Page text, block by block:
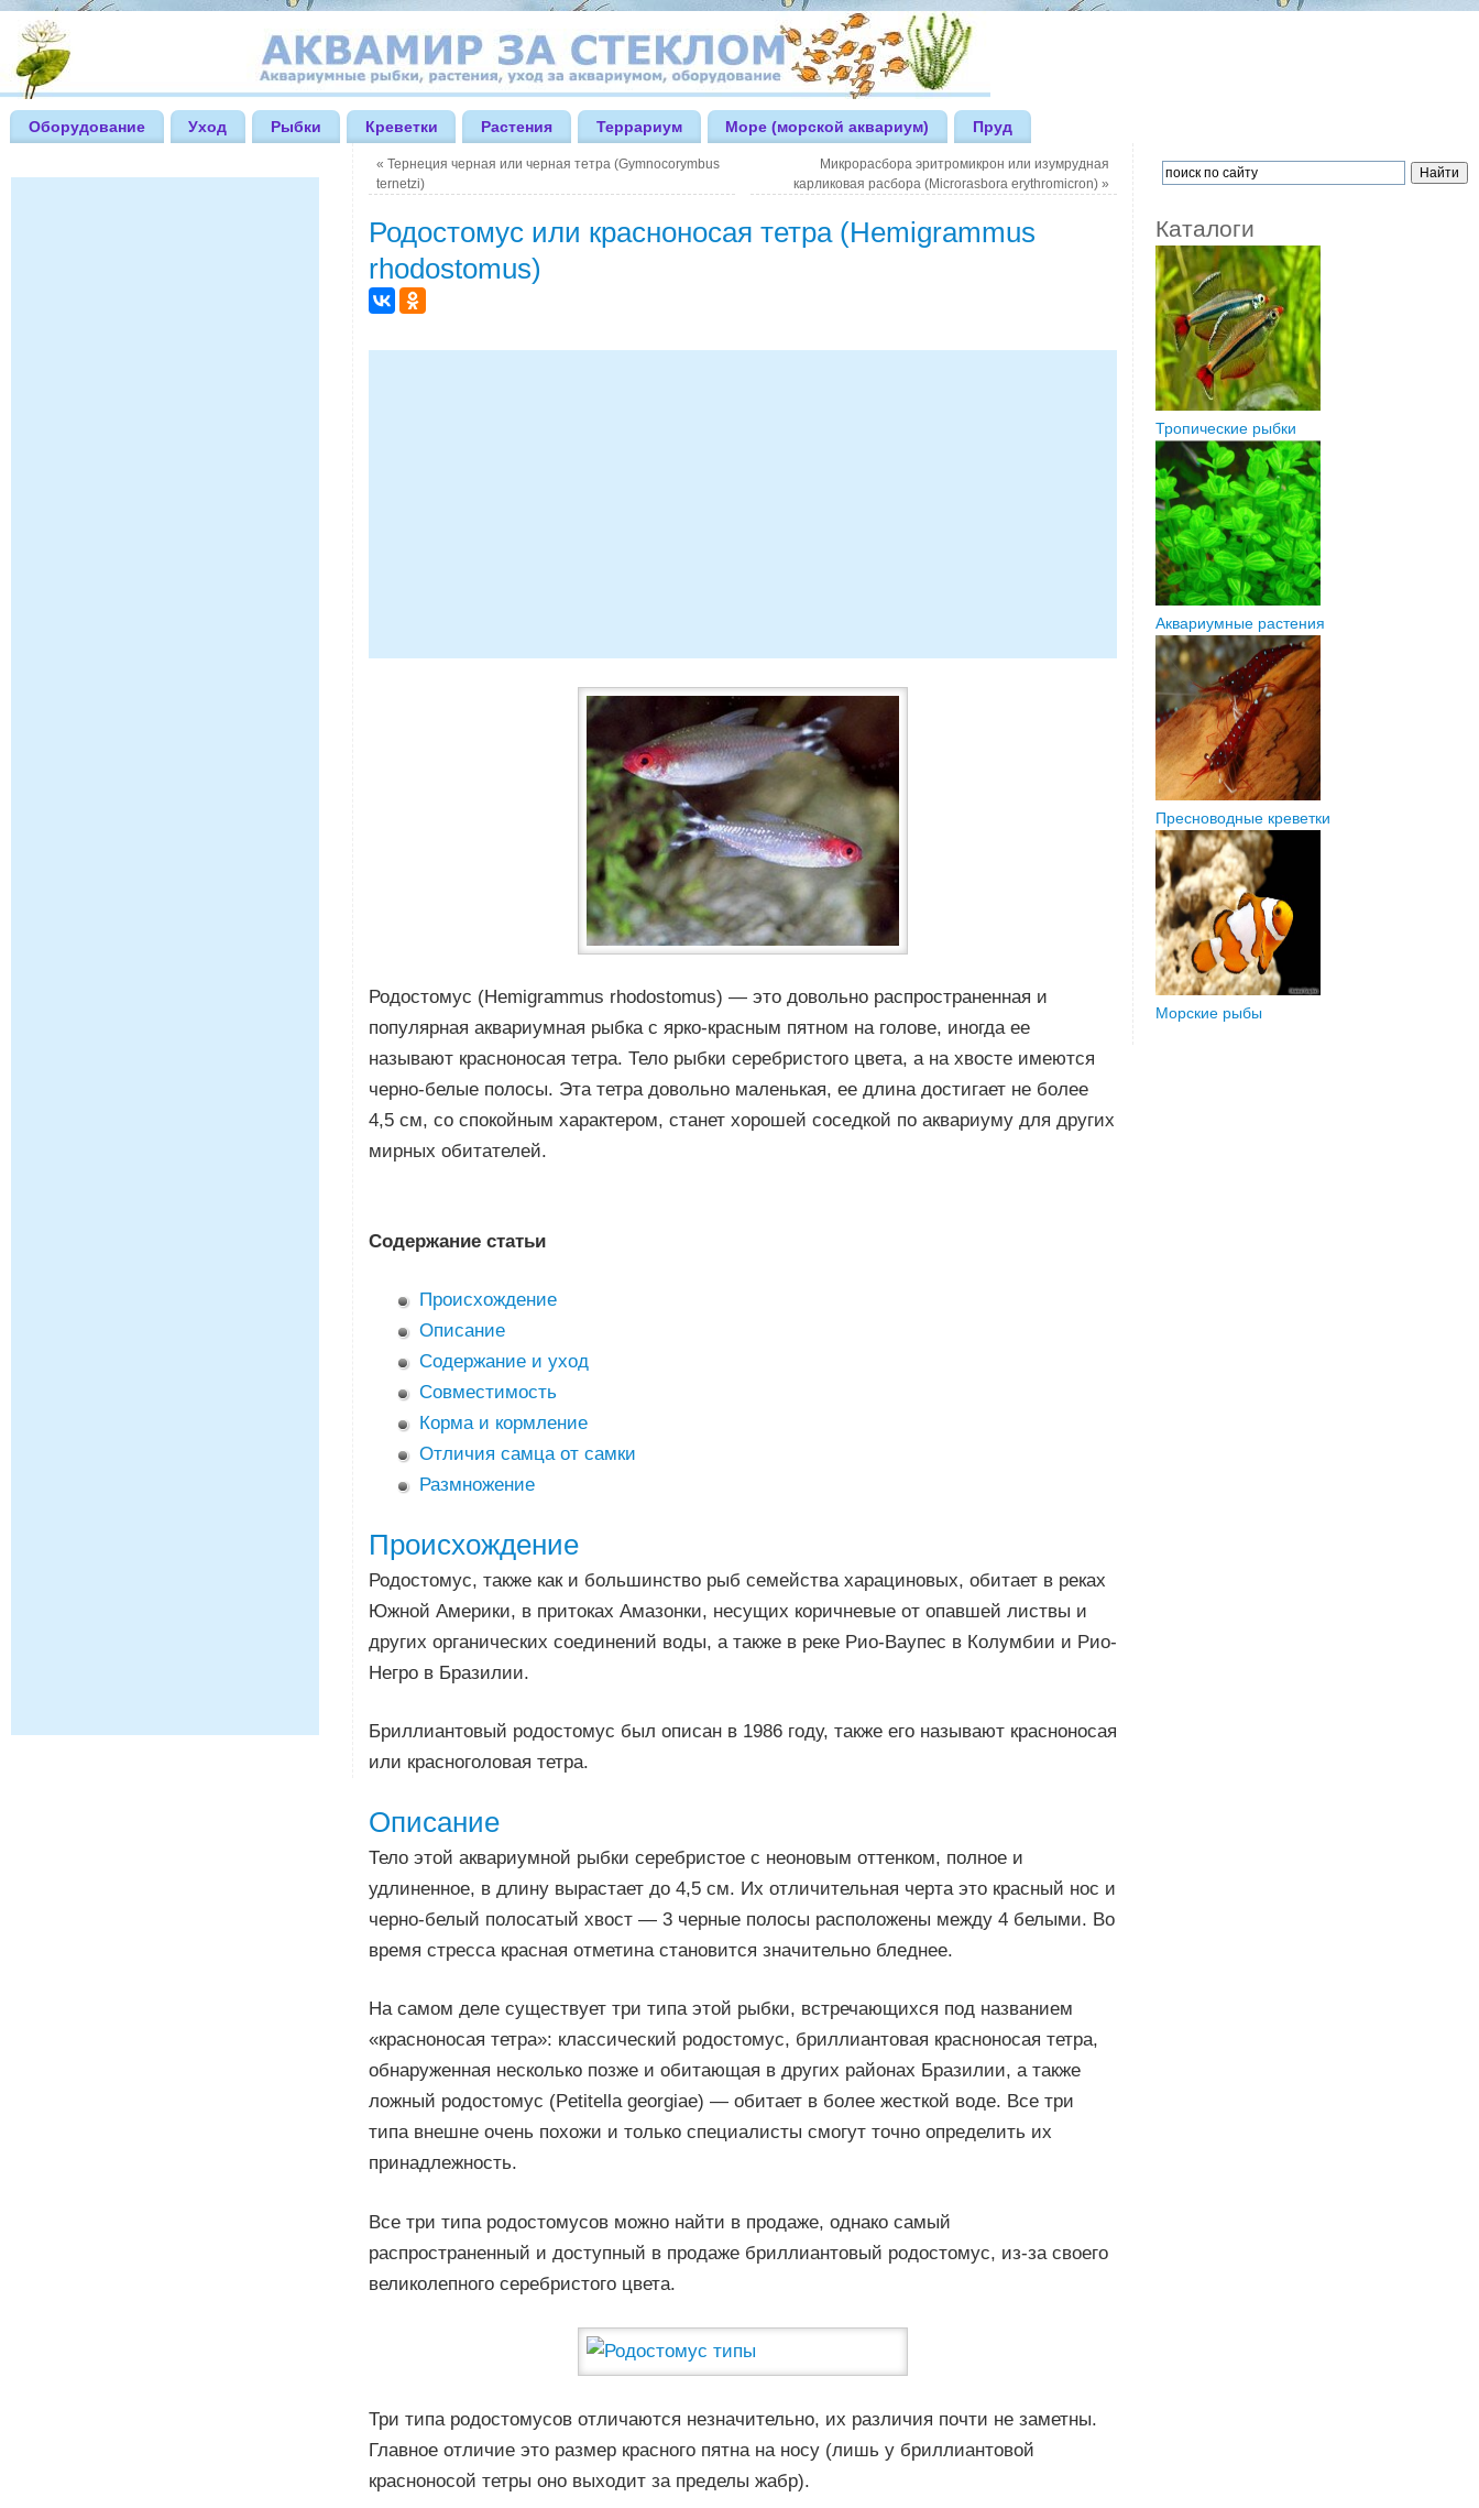
Оборудование Уход Рыбки Креветки Растения Террариум Море (морской аквариум) Пруд
« Тернеция черная или черная тетра (Gymnocorymbus
ternetzi)
Микрорасбора эритромикрон или изумрудная
карликовая расбора (Microrasbora erythromicron)»
Родостомус или красноносая тетра (Hemigrammus
rhodostomus)
Родостомус (Hemigrammus rhodostomus) — это довольно распространенная и
популярная аквариумная рыбка с ярко-красным пятном на голове, иногда ее
называют красноносая тетра. Тело рыбки серебристого цвета, а на хвосте имеются
черно-белые полосы. Эта тетра довольно маленькая, ее длина достигает не более
4,5 см, со спокойным характером, станет хорошей соседкой по аквариуму для других
мирных обитателей.
Содержание статьи
Происхождение
Описание
Содержание и уход
Совместимость
Корма и кормление
Отличия самца от самки
Размножение
Происхождение
Родостомус, также как и большинство рыб семейства харациновых, обитает в реках
Южной Америки, в притоках Амазонки, несущих коричневые от опавшей листвы и
других органических соединений воды, а также в реке Рио-Ваупес в Колумбии и Рио-
Негро в Бразилии.
Бриллиантовый родостомус был описан в 1986 году, также его называют красноносая
или красноголовая тетра.
Описание
Тело этой аквариумной рыбки серебристое с неоновым оттенком, полное и
удлиненное, в длину вырастает до 4,5 см. Их отличительная черта это красный нос и
черно-белый полосатый хвост — 3 черные полосы расположены между 4 белыми. Во
время стресса красная отметина становится значительно бледнее.
На самом деле существует три типа этой рыбки, встречающихся под названием
«красноносая тетра»: классический родостомус, бриллиантовая красноносая тетра,
обнаруженная несколько позже и обитающая в других районах Бразилии, а также
ложный родостомус (Petitella georgiae) — обитает в более жесткой воде. Все три
типа внешне очень похожи и только специалисты смогут точно определить их
принадлежность.
Все три типа родостомусов можно найти в продаже, однако самый
распространенный и доступный в продаже бриллиантовый родостомус, из-за своего
великолепного серебристого цвета.
Три типа родостомусов отличаются незначительно, их различия почти не заметны.
Главное отличие это размер красного пятна на носу (лишь у бриллиантовой
красноносой тетры оно выходит за пределы жабр).
Каталоги
Тропические рыбки
Аквариумные растения
Пресноводные креветки
Морские рыбы